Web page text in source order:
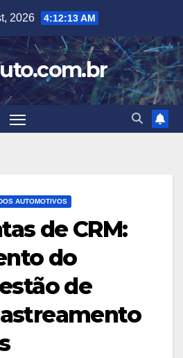
2026 4:12:14 AM
AUTOMOTIVOS
de CRM:
do
de